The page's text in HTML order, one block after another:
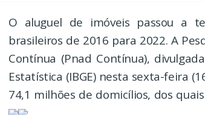
O aluguel de imóveis passou a
brasileiros de 2016 para 2022. A
Contínua (Pnad Contínua),
Estatística (IBGE) nesta sexta-feira
74,1 milhões de domicílios, dos